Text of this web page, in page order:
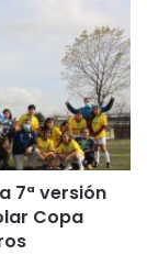
7ª versión
Copa